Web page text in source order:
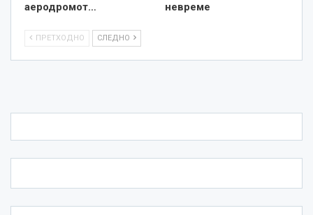
аеродромот…
невреме
ПРЕТХОДНО СЛЕДНО